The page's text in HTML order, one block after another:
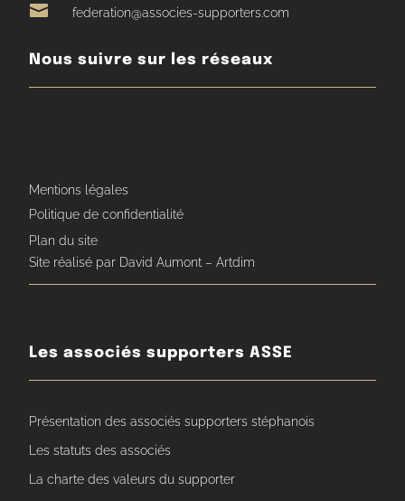
 federation@associes-supporters.com
Nous suivre sur les réseaux
Mentions légales
Politique de confidentialité
Plan du site
Site réalisé par David Aumont – Artdim
Les associés supporters ASSE
Présentation des associés supporters stéphanois
Les statuts des associés
La charte des valeurs du supporter